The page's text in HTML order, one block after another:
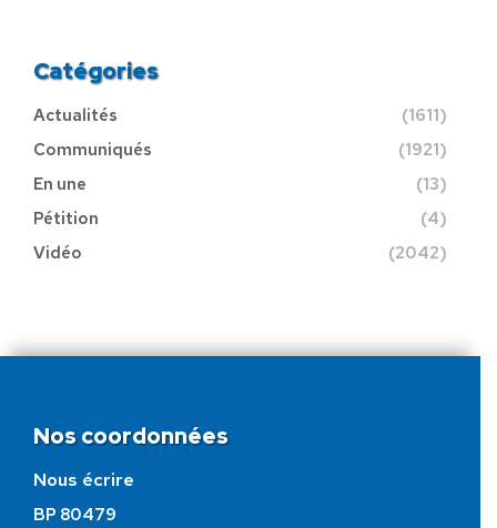
Catégories
Actualités
(1611)
Communiqués
(1921)
En une
(13)
Pétition
(4)
Vidéo
(2042)
Nos coordonnées
Nous écrire
BP 80479